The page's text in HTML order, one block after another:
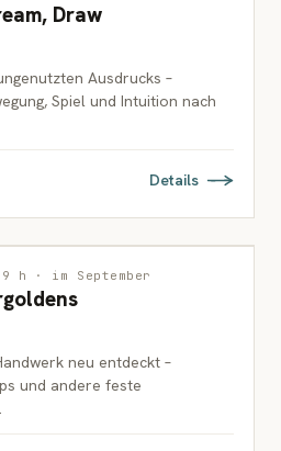
Draw
Ausdrucks –
Spiel und Intuition nach
Details
h · im September
neu entdeckt –
und andere feste